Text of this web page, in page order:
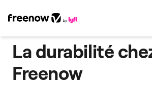
Navigation
Inhalt
Fußzeile
La durabilité
Freenow